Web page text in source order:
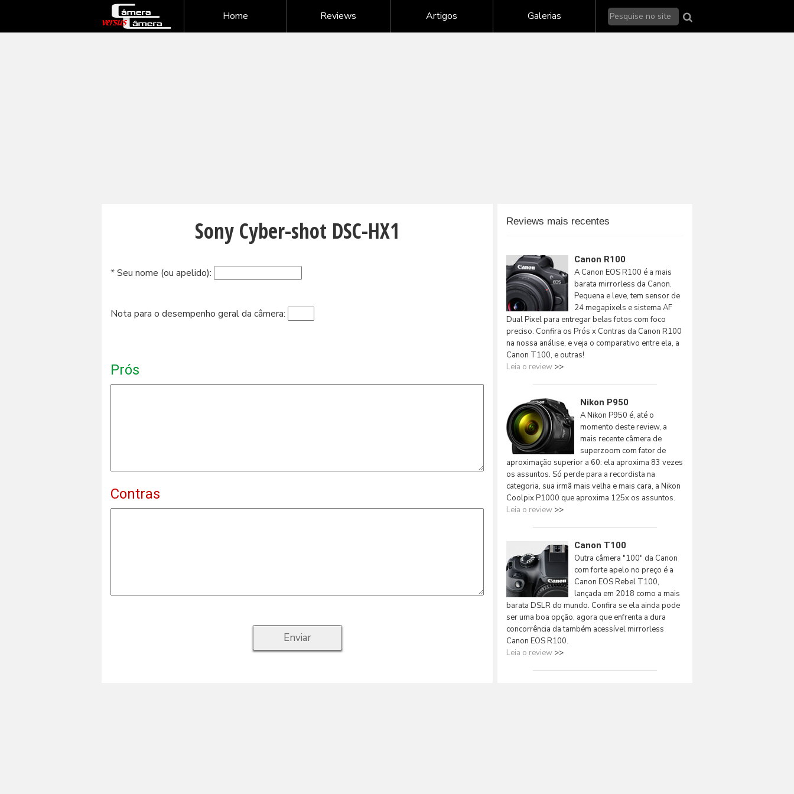
Home Reviews
Nikon - câmeras digitais
Samsung - câmeras digitais
Artigos Galerias
Galerias de fotos - Nikon
Galerias de fotos - Sony
Sony Cyber-shot DSC-HX1
* Seu nome (ou apelido):
Nota para o desempenho geral da câmera:
Prós
Contras